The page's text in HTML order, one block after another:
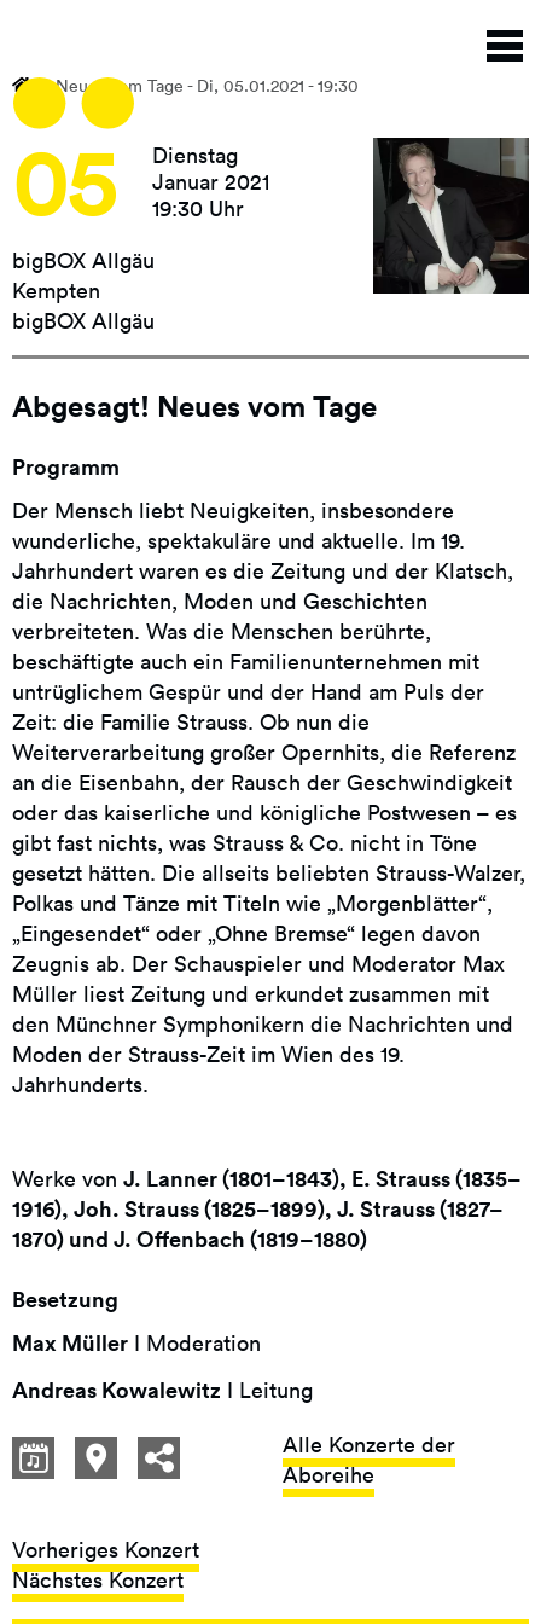
InhaltNeues vom Tage - Di, 05.01.2021 - 19:30
05
Dienstag
Januar 2021
19:30 Uhr
bigBOX Allgäu
Kempten
bigBOX Allgäu
Abgesagt! Neues vom Tage
Programm
Der Mensch liebt Neuigkeiten, insbesondere
wunderliche, spektakuläre und aktuelle. Im 19.
Jahrhundert waren es die Zeitung und der Klatsch,
die Nachrichten, Moden und Geschichten
verbreiteten. Was die Menschen berührte,
beschäftigte auch ein Familienunternehmen mit
untrüglichem Gespür und der Hand am Puls der
Zeit: die Familie Strauss. Ob nun die
Weiterverarbeitung großer Opernhits, die Referenz
an die Eisenbahn, der Rausch der Geschwindigkeit
oder das kaiserliche und königliche Postwesen – es
gibt fast nichts, was Strauss & Co. nicht in Töne
gesetzt hätten. Die allseits beliebten Strauss-Walzer,
Polkas und Tänze mit Titeln wie „Morgenblätter“,
„Eingesendet“ oder „Ohne Bremse“ legen davon
Zeugnis ab. Der Schauspieler und Moderator Max
Müller liest Zeitung und erkundet zusammen mit
den Münchner Symphonikern die Nachrichten und
Moden der Strauss-Zeit im Wien des 19.
Jahrhunderts.
Werke von J. Lanner (1801–1843), E. Strauss (1835–
1916), Joh. Strauss (1825–1899), J. Strauss (1827–
1870) und J. Offenbach (1819–1880)
Besetzung
Max Müller I Moderation
Andreas Kowalewitz I Leitung
Alle Konzerte der
Aboreihe
Vorheriges Konzert
Nächstes Konzert